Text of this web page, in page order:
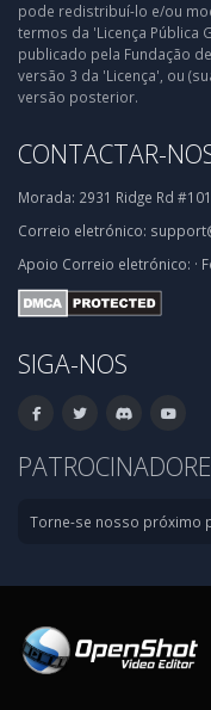
pode redistribuí-lo e/ou
termos da 'Licença Pública
publicado pela Fundação
versão 3 da 'Licença', ou
versão posterior.
CONTACTAR-
Morada: 2931 Ridge Rd
Correio eletrónico:
Apoio Correio eletrónico: ·
SIGA-NOS
Torne-se nosso próximo